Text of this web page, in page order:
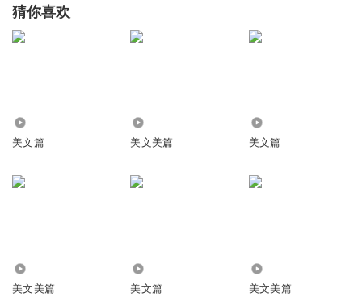
猜你喜欢
美文篇 美文美篇 美文篇
美文美篇 美文篇 美文美篇